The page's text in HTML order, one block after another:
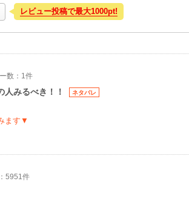
レビュー投稿で最大1000pt!
数：1件
人みるべき！！ ネタバレ
ます▼
5951件